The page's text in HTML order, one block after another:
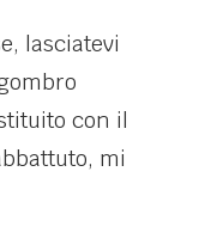
lasciatevi
con il
mi